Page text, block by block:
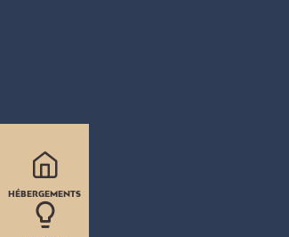
HÉBERGEMENTS